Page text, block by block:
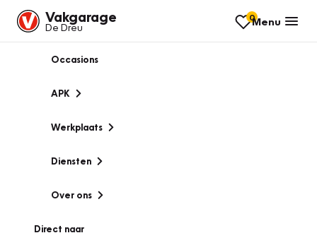
Vakgarage
De Dreu
0Menu
Occasions
APK
Werkplaats
Diensten
Over ons
Direct naar